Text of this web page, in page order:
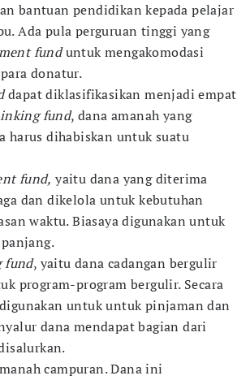
bantuan pendidikan kepada pelajar
Ada pula perguruan tinggi yang
funduntuk mengakomodasi
donatur.
dapat diklasifikasikan menjadi empat
fund, dana amanah yang
harus dihabiskan untuk suatu
fund, yaitu dana yang diterima
dan dikelola untuk kebutuhan
waktu. Biasaya digunakan untuk
fund, yaitu dana cadangan bergulir
program-program bergulir. Secara
untuk untuk pinjaman dan
dana mendapat bagian dari
campuran. Dana ini